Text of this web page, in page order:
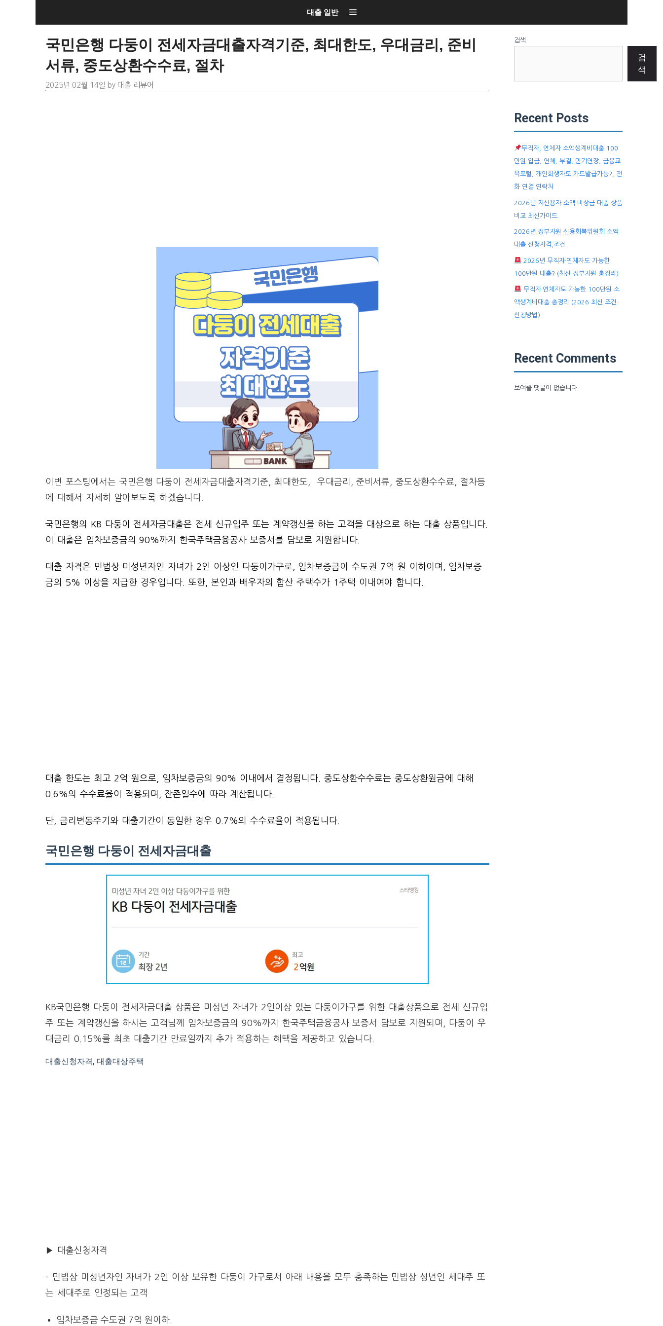
대출 일반
국민은행 다둥이 전세자금대출자격기준, 최대한도, 우대금리, 준비
서류, 중도상환수수료, 절차
2025년 02월 14일 by 대출 리뷰어
이번 포스팅에서는 국민은행 다둥이 전세자금대출자격기준, 최대한도, 우대금리, 준비서류, 중도상환수수료, 절차등
에 대해서 자세히 알아보도록 하겠습니다.
국민은행의 KB 다둥이 전세자금대출은 전세 신규입주 또는 계약갱신을 하는 고객을 대상으로 하는 대출 상품입니다.
이 대출은 임차보증금의 90%까지 한국주택금융공사 보증서를 담보로 지원합니다.
대출 자격은 민법상 미성년자인 자녀가 2인 이상인 다둥이가구로, 임차보증금이 수도권 7억 원 이하이며, 임차보증
금의 5% 이상을 지급한 경우입니다. 또한, 본인과 배우자의 합산 주택수가 1주택 이내여야 합니다.
대출 한도는 최고 2억 원으로, 임차보증금의 90% 이내에서 결정됩니다. 중도상환수수료는 중도상환원금에 대해
0.6%의 수수료율이 적용되며, 잔존일수에 따라 계산됩니다.
단, 금리변동주기와 대출기간이 동일한 경우 0.7%의 수수료율이 적용됩니다.
국민은행 다둥이 전세자금대출
KB국민은행 다둥이 전세자금대출 상품은 미성년 자녀가 2인이상 있는 다둥이가구를 위한 대출상품으로 전세 신규입
주 또는 계약갱신을 하시는 고객님께 임차보증금의 90%까지 한국주택금융공사 보증서 담보로 지원되며, 다둥이 우
대금리 0.15%를 최초 대출기간 만료일까지 추가 적용하는 혜택을 제공하고 있습니다.
대출신청자격, 대출대상주택
▶ 대출신청자격
– 민법상 미성년자인 자녀가 2인 이상 보유한 다둥이 가구로서 아래 내용을 모두 충족하는 민법상 성년인 세대주 또
는 세대주로 인정되는 고객
임차보증금 수도권 7억 원이하.
검색
검
색
Recent Posts
무직자, 연체자 소액생계비대출 100
만원 입금, 연체, 부결, 만기연장, 금융교
육포털, 개인회생자도 카드발급가능?, 전
화 연결 연락처
2026년 저신용자 소액 비상금 대출 상품
비교 최신가이드
2026년 정부지원 신용회복위원회 소액
대출 신청자격,조건
2026년 무직자·연체자도 가능한
100만원 대출? (최신 정부지원 총정리)
무직자·연체자도 가능한 100만원 소
액생계비대출 총정리 (2026 최신 조건·
신청방법)
Recent Comments
보여줄 댓글이 없습니다.